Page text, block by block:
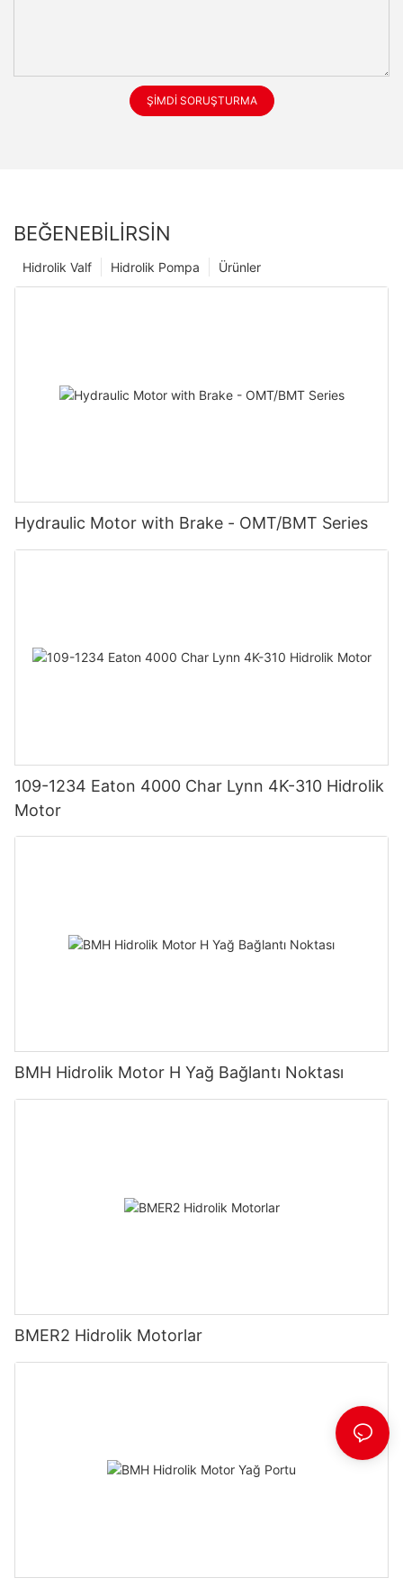
ŞIMDI SORUŞTURMA
BEĞENEBILIRSIN
Ürünler
Hidrolik Pompa
Hidrolik Valf
Hydraulic Motor with Brake - OMT/BMT Series
109-1234 Eaton 4000 Char Lynn 4K-310 Hidrolik
Motor
BMH Hidrolik Motor H Yağ Bağlantı Noktası
BMER2 Hidrolik Motorlar